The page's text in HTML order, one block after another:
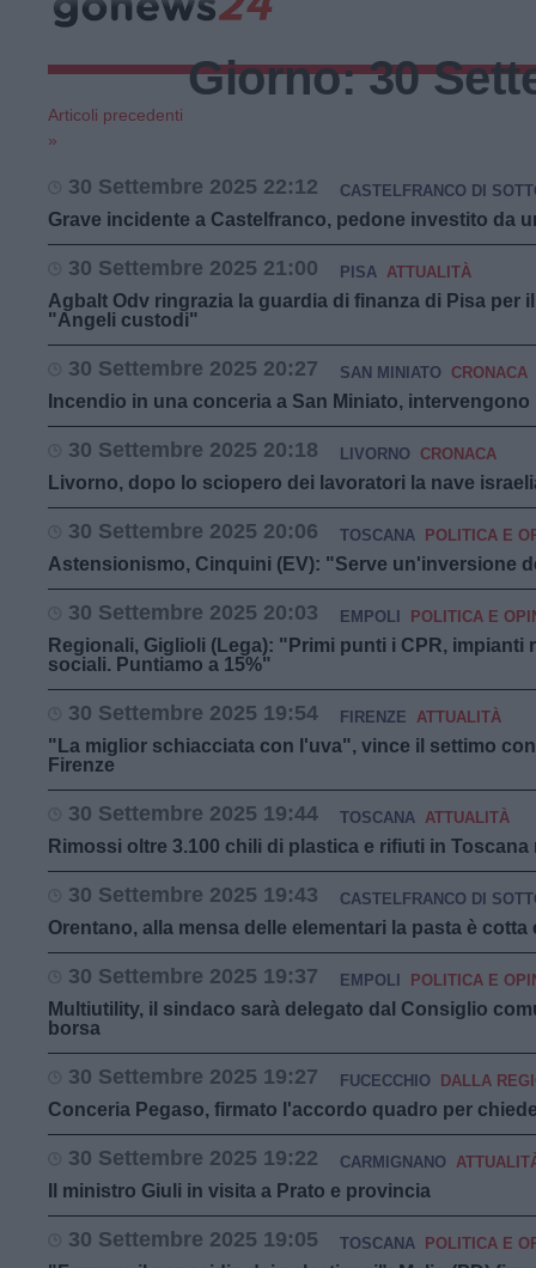
Giorno:30
Articoli precedenti
»
30 Settembre 2025 22:12 CASTELFRANCO DI
Grave incidente a Castelfranco, pedone investito da
30 Settembre 2025 21:00 PISA ATTUALITÀ
Agbalt Odv ringrazia la guardia di finanza di Pisa per
"Angeli custodi"
30 Settembre 2025 20:27 SAN MINIATO CRONACA
Incendio in una conceria a San Miniato,
30 Settembre 2025 20:18 LIVORNO CRONACA
Livorno, dopo lo sciopero dei lavoratori la nave
30 Settembre 2025 20:06 TOSCANA POLITICA E
Astensionismo, Cinquini (EV): "Serve un'inversione
30 Settembre 2025 20:03 EMPOLI POLITICA E
Regionali, Giglioli (Lega): "Primi punti i CPR, impianti
sociali. Puntiamo a 15%"
30 Settembre 2025 19:54 FIRENZE ATTUALITÀ
"La miglior schiacciata con l'uva", vince il settimo
Firenze
30 Settembre 2025 19:44 TOSCANA ATTUALITÀ
Rimossi oltre 3.100 chili di plastica e rifiuti in Toscana
30 Settembre 2025 19:43 CASTELFRANCO DI
Orentano, alla mensa delle elementari la pasta è cotta
30 Settembre 2025 19:37 EMPOLI POLITICA E
Multiutility, il sindaco sarà delegato dal Consiglio
borsa
30 Settembre 2025 19:27 FUCECCHIO DALLA
Conceria Pegaso, firmato l'accordo quadro per
30 Settembre 2025 19:22 CARMIGNANO
Il ministro Giuli in visita a Prato e provincia
30 Settembre 2025 19:05 TOSCANA POLITICA E